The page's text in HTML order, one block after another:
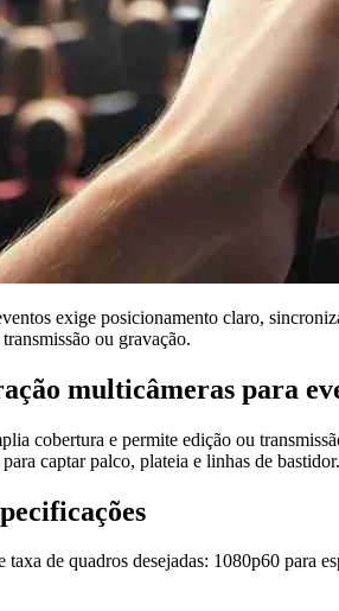
exige posicionamento claro,
ou gravação.
multicâmeras para
cobertura e permite edição ou
captar palco, plateia e linhas de
de quadros desejadas: 1080p60 para